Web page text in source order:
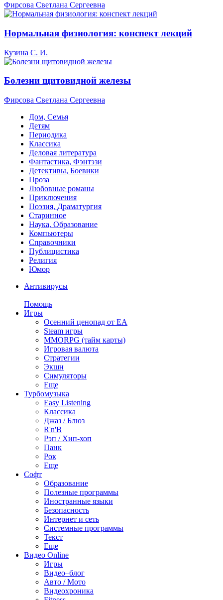
Фирсова Светлана Сергеевна
Нормальная физиология: конспект лекций
Кузина С. И.
Болезни щитовидной железы
Фирсова Светлана Сергеевна
Дом, Семья
Детям
Периодика
Классика
Деловая литература
Фантастика, Фэнтэзи
Детективы, Боевики
Проза
Любовные романы
Приключения
Поэзия, Драматургия
Старинное
Наука, Образование
Компьютеры
Справочники
Публицистика
Религия
Юмор
Антивирусы
Помощь
Игры
Осенний ценопад от EA
Steam игры
MMORPG (тайм карты)
Игровая валюта
Стратегии
Экшн
Симуляторы
Еще
Турбомузыка
Easy Listening
Классика
Джаз / Блюз
R'n'B
Рэп / Хип-хоп
Панк
Рок
Еще
Софт
Образование
Полезные программы
Иностранные языки
Безопасность
Интернет и сеть
Системные программы
Текст
Еще
Видео Online
Игры
Видео–блог
Авто / Мото
Видеохроника